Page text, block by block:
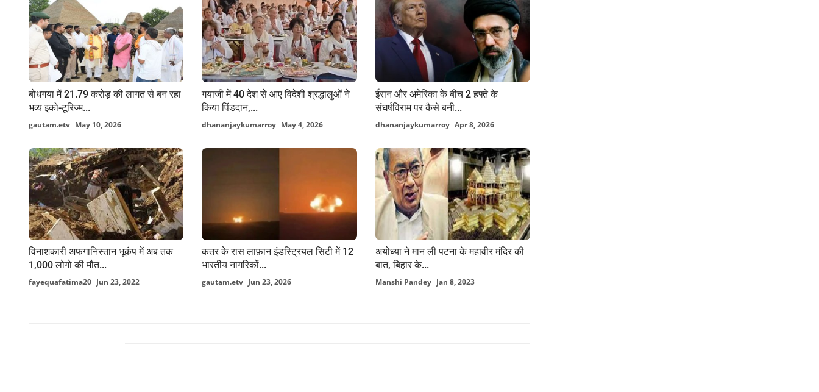
बोधगया में 21.79 करोड़ की लागत से बन रहा
भव्य इको-टूरिज्म...
gautam.etv May 10, 2026
गयाजी में 40 देश से आए विदेशी श्रद्धालुओं ने
किया पिंडदान,...
dhananjaykumarroy May 4, 2026
ईरान और अमेरिका के बीच 2 हफ्ते के
संघर्षविराम पर कैसे बनी...
dhananjaykumarroy Apr 8, 2026
विनाशकारी अफगानिस्तान भूकंप में अब तक
1,000 लोगो की मौत...
fayequafatima20 Jun 23, 2022
कतर के रास लाफ़ान इंडस्ट्रियल सिटी में 12
भारतीय नागरिकों...
gautam.etv Jun 23, 2026
अयोध्या ने मान ली पटना के महावीर मंदिर की
बात, बिहार के...
Manshi Pandey Jan 8, 2023